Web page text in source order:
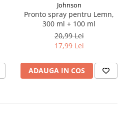
Johnson
Pronto spray pentru Lemn,
300 ml + 100 ml
20,99 Lei
17,99 Lei
ADAUGA IN COS